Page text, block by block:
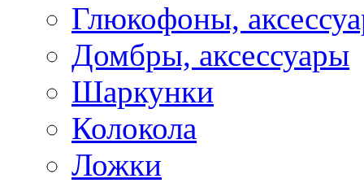
Глюкофоны,
Домбры, аксессуары
Шаркунки
Колокола
Ложки